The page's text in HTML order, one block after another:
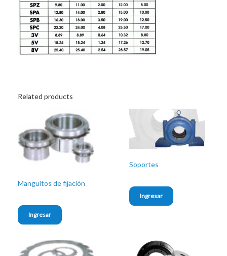
Related products
Manguitos de fijación
Ingresar
Soportes
Ingresar